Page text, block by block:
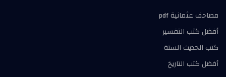
مصاحف عثمانية pdf
أفضل كتب التفسير
كتب الحديث الستة
أفضل كتب التاريخ